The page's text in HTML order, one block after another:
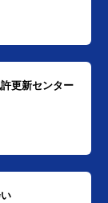
更新センター